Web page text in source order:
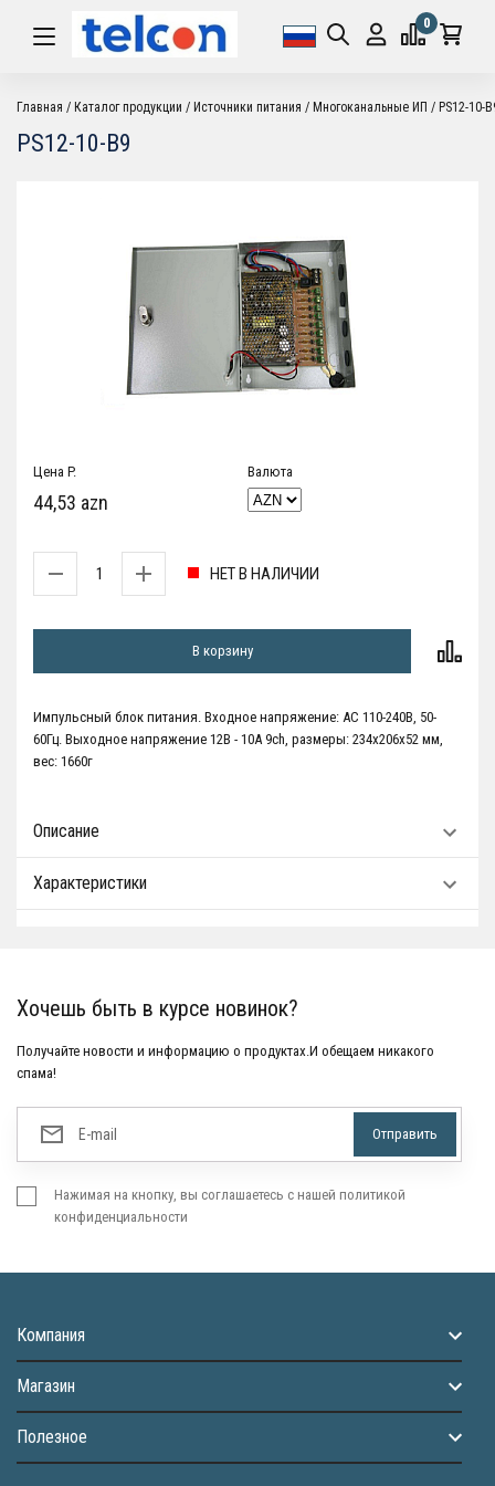
0
Главная Каталог продукции Источники питания Многоканальные ИП PS12-10-
PS12-10-B9
Цена P.
44,53 azn
Валюта
НЕТ В НАЛИЧИИ
В корзину
Импульсный блок питания. Входное напряжение: AC 110-240В, 50-
60Гц. Выходное напряжение 12В - 10А 9ch, размеры: 234х206х52 мм,
вес: 1660г
Описание
Характеристики
Хочешь быть в курсе новинок?
Получайте новости и информацию о продуктах.И обещаем никакого
спама!
Нажимая на кнопку, вы соглашаетесь с нашей политикой
конфиденциальности
Компания
Магазин
Полезное